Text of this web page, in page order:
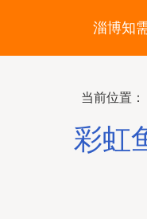
淄博知
当前位置：
彩虹